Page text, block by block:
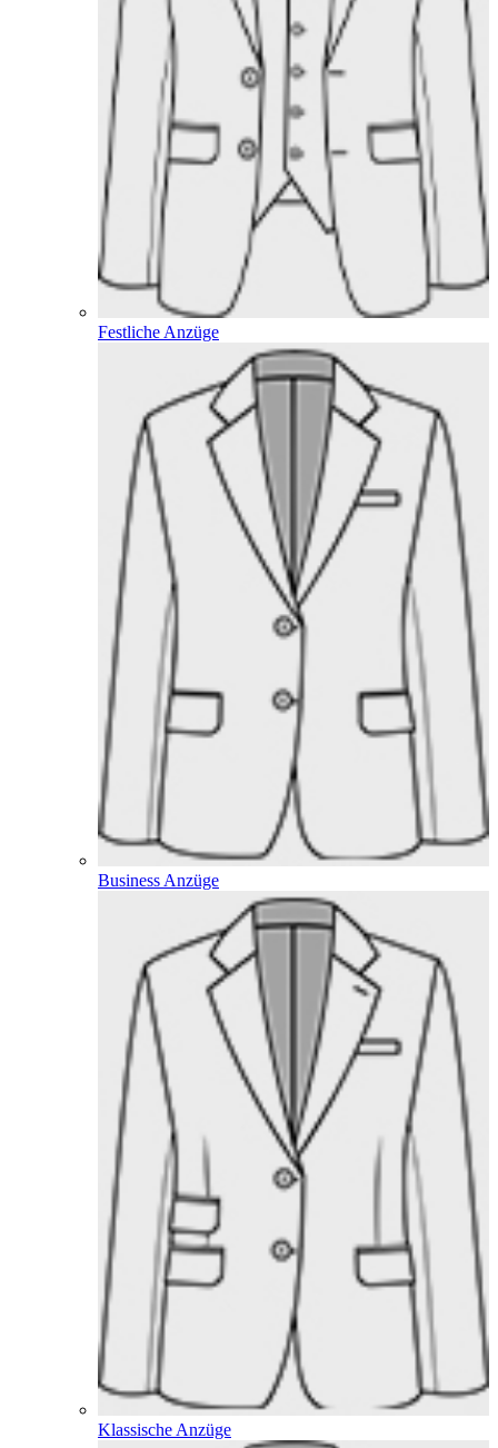
Festliche Anzüge
Business Anzüge
Klassische Anzüge